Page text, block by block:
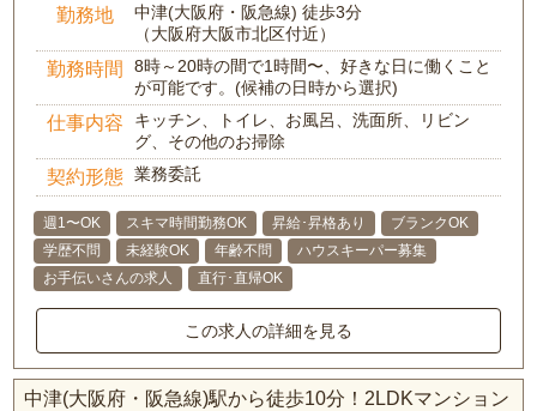
勤務地
中津(大阪府・阪急線) 徒歩3分
（大阪府大阪市北区付近）
勤務時間
8時～20時の間で1時間〜、好きな日に働くこと
が可能です。(候補の日時から選択)
仕事内容
キッチン、トイレ、お風呂、洗面所、リビン
グ、その他のお掃除
契約形態 業務委託
週1〜OK スキマ時間勤務OK 昇給･昇格あり
ブランクOK
学歴不問
未経験OK 年齢不問
ハウスキーパー募集
お手伝いさんの求人
直行･直帰OK
この求人の詳細を見る
中津(大阪府・阪急線)駅から徒歩10分！2LDKマンション